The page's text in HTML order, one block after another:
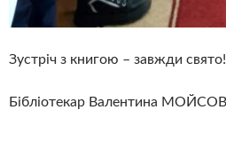
Зустріч з книгою – завжди
Бібліотекар Валентина